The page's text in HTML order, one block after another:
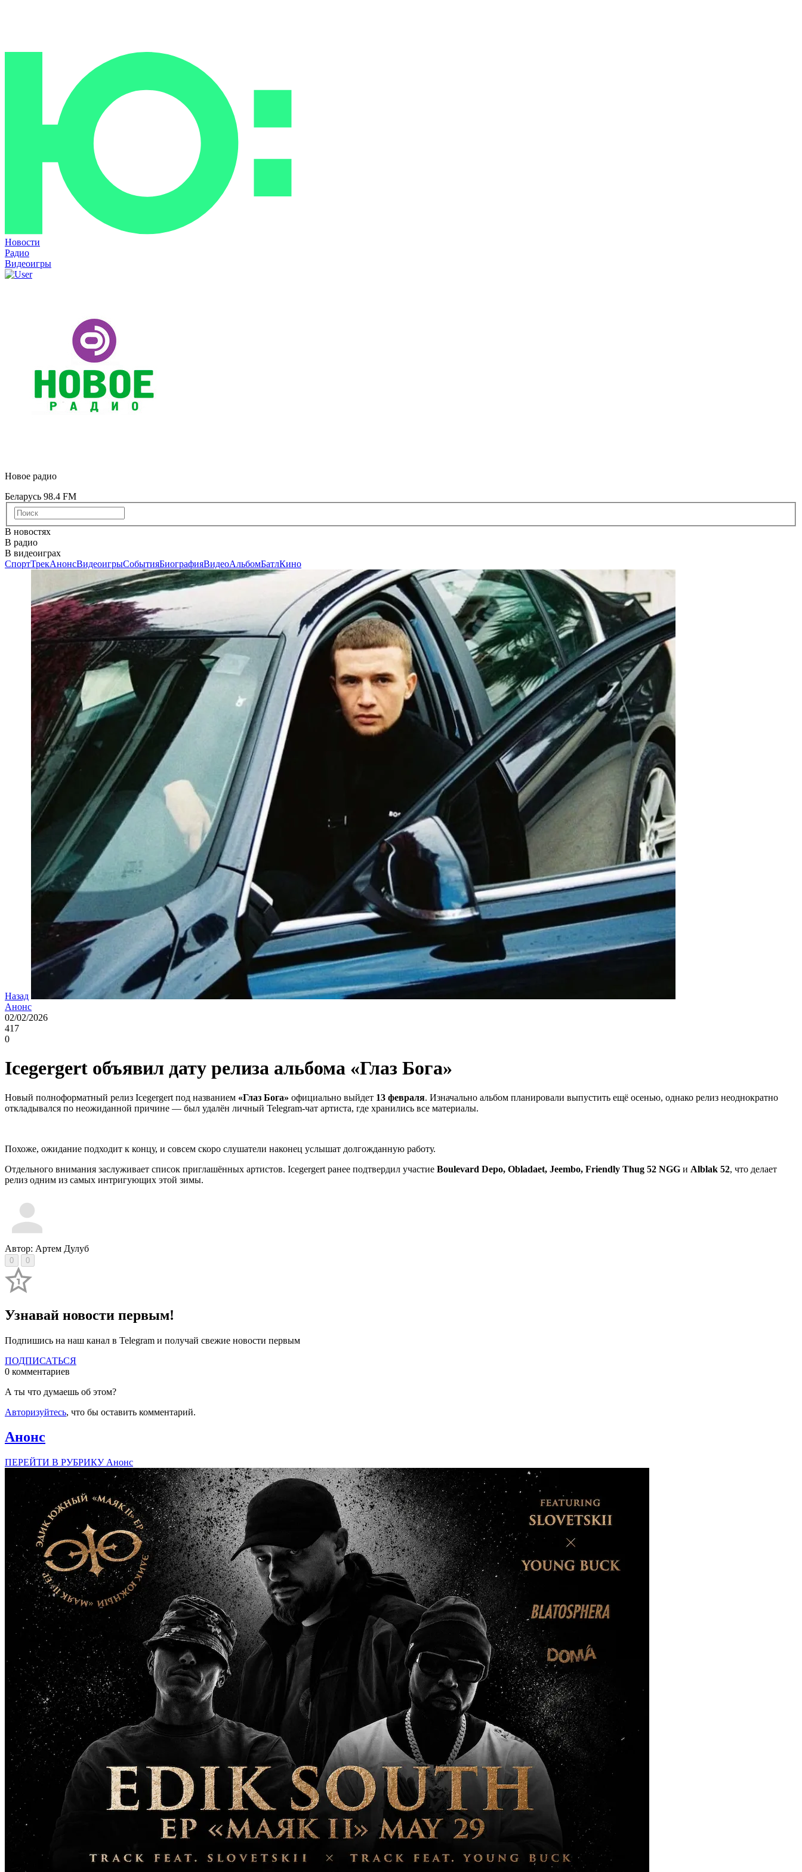
Новости
Радио
Видеоигры
Новое радио
Беларусь 98.4 FM
В новостях
В радио
В видеоиграх
СпортТрекАнонсВидеоигрыСобытияБиографияВидеоАльбомБатлКино
Назад
Анонс
02/02/2026
417
0
Icegergert объявил дату релиза альбома «Глаз Бога»
Новый полноформатный релиз Icegergert под названием «Глаз Бога» официально выйдет 13 февраля. Изначально альбом планировали выпустить ещё осенью, однако релиз неоднократно
откладывался по неожиданной причине — был удалён личный Telegram-чат артиста, где хранились все материалы.
Похоже, ожидание подходит к концу, и совсем скоро слушатели наконец услышат долгожданную работу.
Отдельного внимания заслуживает список приглашённых артистов. Icegergert ранее подтвердил участие Boulevard Depo, Obladaet, Jeembo, Friendly Thug 52 NGG и Alblak 52, что делает
релиз одним из самых интригующих этой зимы.
Автор: Артем Дулуб
0 0
Узнавай новости первым!
Подпишись на наш канал в Telegram и получай свежие новости первым
ПОДПИСАТЬСЯ
0 комментариев
А ты что думаешь об этом?
Авторизуйтесь, что бы оставить комментарий.
Анонс
ПЕРЕЙТИ В РУБРИКУ Анонс